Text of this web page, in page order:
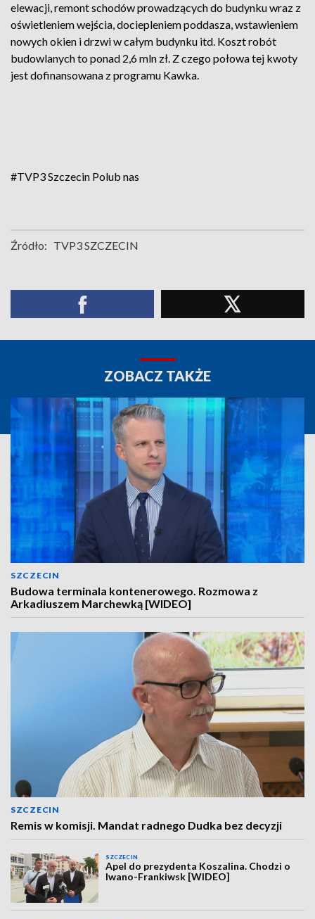
elewacji, remont schodów prowadzących do budynku wraz z
oświetleniem wejścia, dociepleniem poddasza, wstawieniem
nowych okien i drzwi w całym budynku itd. Koszt robót
budowlanych to ponad 2,6 mln zł. Z czego połowa tej kwoty
jest dofinansowana z programu Kawka.
#TVP3 Szczecin Polub nas
Źródło: TVP3 SZCZECIN
ZOBACZ TAKŻE
SZCZECIN
Budowa terminala kontenerowego. Rozmowa z
Arkadiuszem Marchewką [WIDEO]
SZCZECIN
Remis w komisji. Mandat radnego Dudka bez decyzji
SZCZECIN
Apel do prezydenta Koszalina. Chodzi o
Iwano-Frankiwsk [WIDEO]